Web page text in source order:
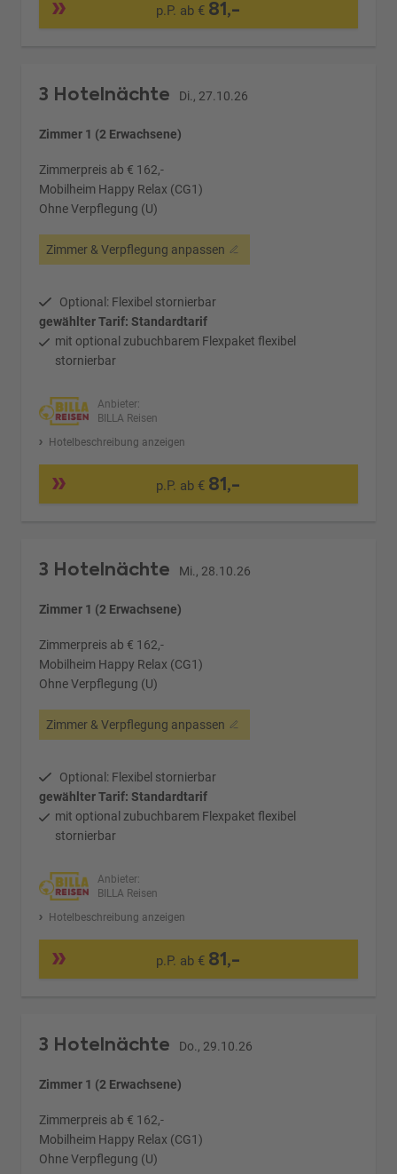
p.P. ab € 81,-
3 Hotelnächte Di., 27.10.26
Zimmer 1 (2 Erwachsene)
Zimmerpreis ab € 162,-
Mobilheim Happy Relax (CG1)
Ohne Verpflegung (U)
Zimmer & Verpflegung anpassen
Optional: Flexibel stornierbar
gewählter Tarif: Standardtarif
mit optional zubuchbarem Flexpaket flexibel
stornierbar
Anbieter:
BILLA Reisen
Hotelbeschreibung anzeigen
p.P. ab € 81,-
3 Hotelnächte Mi., 28.10.26
Zimmer 1 (2 Erwachsene)
Zimmerpreis ab € 162,-
Mobilheim Happy Relax (CG1)
Ohne Verpflegung (U)
Zimmer & Verpflegung anpassen
Optional: Flexibel stornierbar
gewählter Tarif: Standardtarif
mit optional zubuchbarem Flexpaket flexibel
stornierbar
Anbieter:
BILLA Reisen
Hotelbeschreibung anzeigen
p.P. ab € 81,-
3 Hotelnächte Do., 29.10.26
Zimmer 1 (2 Erwachsene)
Zimmerpreis ab € 162,-
Mobilheim Happy Relax (CG1)
Ohne Verpflegung (U)